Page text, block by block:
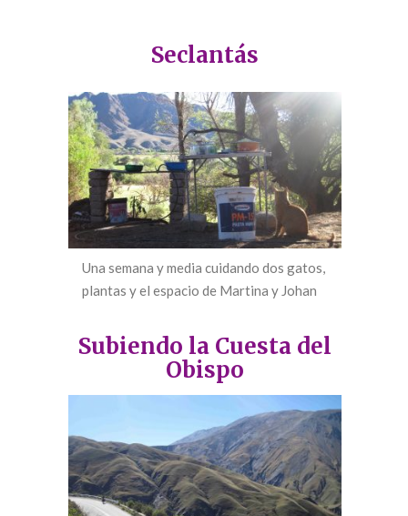
Seclantás
Una semana y media cuidando dos gatos,
plantas y el espacio de Martina y Johan
Subiendo la Cuesta del
Obispo